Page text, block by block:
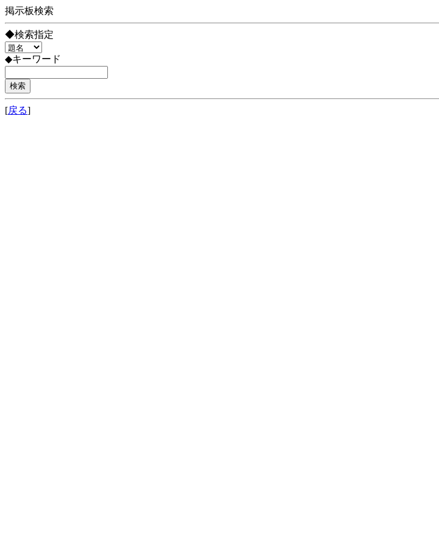
掲示板検索
◆検索指定
◆キーワード
[戻る]